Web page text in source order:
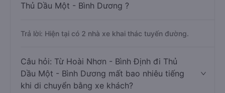
Thủ Dầu Một - Bình Dương ?
Trả lời: Hiện tại có 2 nhà xe khai thác tuyến đường.
Câu hỏi: Từ Hoài Nhơn - Bình Định đi Thủ
Dầu Một - Bình Dương mất bao nhiêu tiếng
khi di chuyển bằng xe khách?